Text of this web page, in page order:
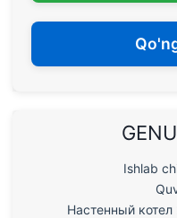
Ishlab
Настенный